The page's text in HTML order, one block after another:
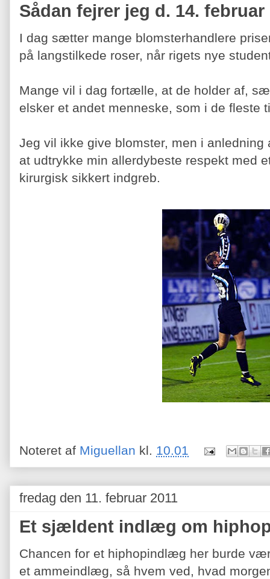
Sådan fejrer jeg d. 14. februar
I dag sætter mange blomsterhandlere
på langstilkede roser, når rigets nye
Mange vil i dag fortælle, at de holder af,
elsker et andet menneske, som i de fleste
Jeg vil ikke give blomster, men i
at udtrykke min allerdybeste respekt med
kirurgisk sikkert indgreb.
Noteret af Miguellan kl. 10.01
fredag den 11. februar 2011
Et sjældent indlæg om
Chancen for et hiphopindlæg her burde
et ammeindlæg, så hvem ved, hvad